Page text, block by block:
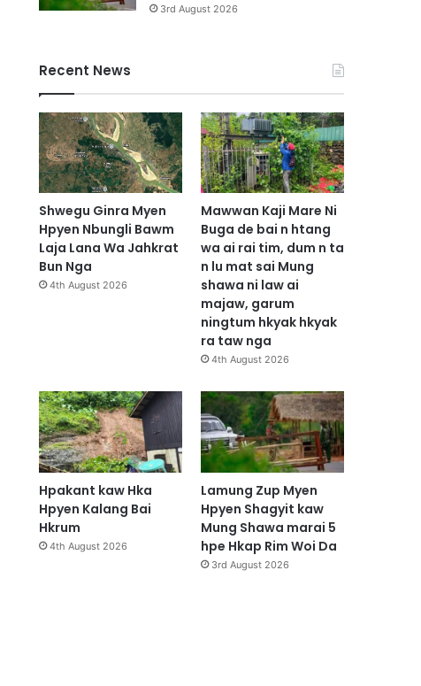
3rd August 2026
Recent News
Shwegu Ginra Myen
Hpyen Nbungli Bawm
Laja Lana Wa Jahkrat
Bun Nga
4th August 2026
Mawwan Kaji Mare Ni
Buga de bai n htang
wa ai rai tim, dum n ta
n lu mat sai Mung
shawa ni law ai
majaw, garum
ningtum hkyak hkyak
ra taw nga
4th August 2026
Hpakant kaw Hka
Hpyen Kalang Bai
Hkrum
4th August 2026
Lamung Zup Myen
Hpyen Shagyit kaw
Mung Shawa marai 5
hpe Hkap Rim Woi Da
3rd August 2026